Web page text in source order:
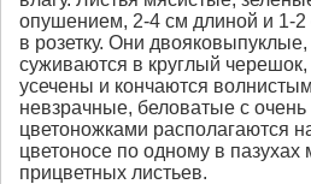
опушением, 2-4 см длиной и 1-
в розетку. Они
суживаются в круглый
усечены и кончаются
невзрачные, беловатые с очень
цветоножками располагаются
цветоносе по одному в пазухах
прицветных листьев.